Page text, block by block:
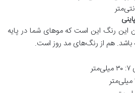
این رنگ این است که مو‌های شما در پایه